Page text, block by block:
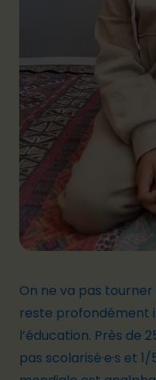
On ne va pas
reste profondément
l’éducation. Près de
pas scolarisé·e·s et